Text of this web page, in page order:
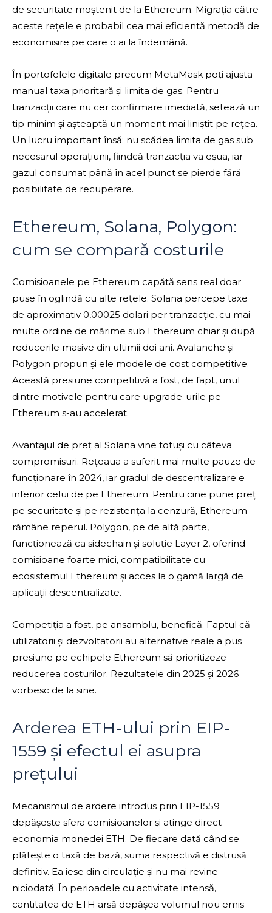
de securitate moștenit de la Ethereum. Migrația către
aceste rețele e probabil cea mai eficientă metodă de
economisire pe care o ai la îndemână.
În portofelele digitale precum MetaMask poți ajusta
manual taxa prioritară și limita de gas. Pentru
tranzacții care nu cer confirmare imediată, setează un
tip minim și așteaptă un moment mai liniștit pe rețea.
Un lucru important însă: nu scădea limita de gas sub
necesarul operațiunii, fiindcă tranzacția va eșua, iar
gazul consumat până în acel punct se pierde fără
posibilitate de recuperare.
Ethereum, Solana, Polygon:
cum se compară costurile
Comisioanele pe Ethereum capătă sens real doar
puse în oglindă cu alte rețele. Solana percepe taxe
de aproximativ 0,00025 dolari per tranzacție, cu mai
multe ordine de mărime sub Ethereum chiar și după
reducerile masive din ultimii doi ani. Avalanche și
Polygon propun și ele modele de cost competitive.
Această presiune competitivă a fost, de fapt, unul
dintre motivele pentru care upgrade-urile pe
Ethereum s-au accelerat.
Avantajul de preț al Solana vine totuși cu câteva
compromisuri. Rețeaua a suferit mai multe pauze de
funcționare în 2024, iar gradul de descentralizare e
inferior celui de pe Ethereum. Pentru cine pune preț
pe securitate și pe rezistența la cenzură, Ethereum
rămâne reperul. Polygon, pe de altă parte,
funcționează ca sidechain și soluție Layer 2, oferind
comisioane foarte mici, compatibilitate cu
ecosistemul Ethereum și acces la o gamă largă de
aplicații descentralizate.
Competiția a fost, pe ansamblu, benefică. Faptul că
utilizatorii și dezvoltatorii au alternative reale a pus
presiune pe echipele Ethereum să prioritizeze
reducerea costurilor. Rezultatele din 2025 și 2026
vorbesc de la sine.
Arderea ETH-ului prin EIP-
1559 și efectul ei asupra
prețului
Mecanismul de ardere introdus prin EIP-1559
depășește sfera comisioanelor și atinge direct
economia monedei ETH. De fiecare dată când se
plătește o taxă de bază, suma respectivă e distrusă
definitiv. Ea iese din circulație și nu mai revine
niciodată. În perioadele cu activitate intensă,
cantitatea de ETH arsă depășea volumul nou emis